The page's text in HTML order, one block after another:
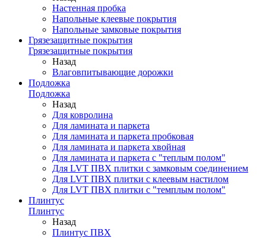
Настенная пробка
Напольные клеевые покрытия
Напольные замковые покрытия
Грязезащитные покрытия
Грязезащитные покрытия
Назад
Влаговпитывающие дорожки
Подложка
Подложка
Назад
Для ковролина
Для ламината и паркета
Для ламината и паркета пробковая
Для ламината и паркета хвойная
Для ламината и паркета с "теплым полом"
Для LVT ПВХ плитки с замковым соединением
Для LVT ПВХ плитки с клеевым настилом
Для LVT ПВХ плитки с "темплым полом"
Плинтус
Плинтус
Назад
Плинтус ПВХ